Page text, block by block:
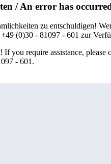
/ An error has
zu entschuldigen!
(0)30 - 81097 - 601 zur
you require assistance, please
- 601.